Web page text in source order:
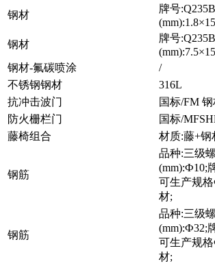
钢材
牌号
钢材
牌号
钢材-氟碳喷涂
/
不锈钢钢材
316L
抗冲击波门
国标/FM
防火栅栏门
国标/
藤椅组合
材质:藤+钢
钢筋
品种:三级
(mm):Ф10;
可生产规
材;
钢筋
品种:三级
(mm):Ф32;
可生产规
材;